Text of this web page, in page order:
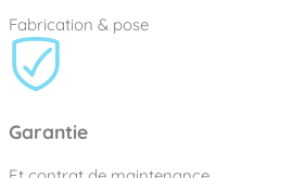
Fabrication & pose
Garantie